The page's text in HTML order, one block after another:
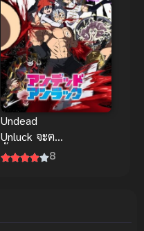
Undead
Unluck จะตาย
ทั้งที ขอให้มัน
8